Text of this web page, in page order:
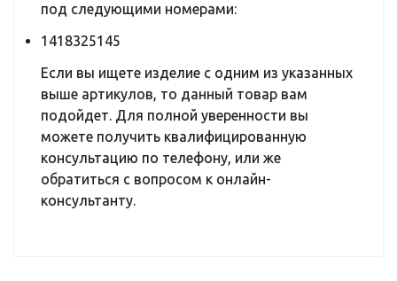
под следующими номерами:
1418325145
Если вы ищете изделие с одним из указанных
выше артикулов, то данный товар вам
подойдет. Для полной уверенности вы
можете получить квалифицированную
консультацию по телефону, или же
обратиться с вопросом к онлайн-
консультанту.